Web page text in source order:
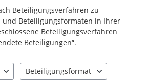
Beteiligungsverfahren zu
und Beteiligungsformaten in Ihrer
Beteiligungsverfahren
Beteiligungen“.
Beteiligungsformat